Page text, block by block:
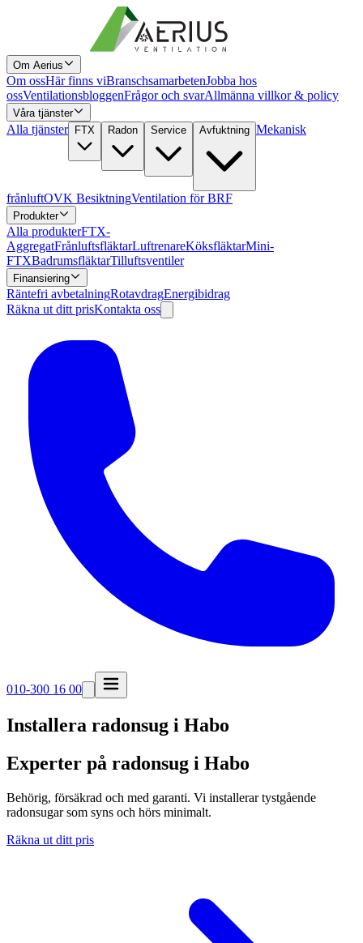
Om Aerius
Om ossHär finns viBranschsamarbetenJobba hos
ossVentilationsbloggenFrågor och svarAllmänna villkor & policy
Våra tjänster
Alla tjänster FTX Radon Service Avfuktning Mekanisk
frånluftOVK BesiktningVentilation för BRF
Produkter
Alla produkterFTX-
AggregatFrånluftsfläktarLuftrenareKöksfläktarMini-
FTXBadrumsfläktarTilluftsventiler
Finansiering
Räntefri avbetalningRotavdragEnergibidrag
Räkna ut ditt prisKontakta oss
010-300 16 00
Installera radonsug i Habo
Experter på radonsug i Habo
Behörig, försäkrad och med garanti. Vi installerar tystgående
radonsugar som syns och hörs minimalt.
Räkna ut ditt pris